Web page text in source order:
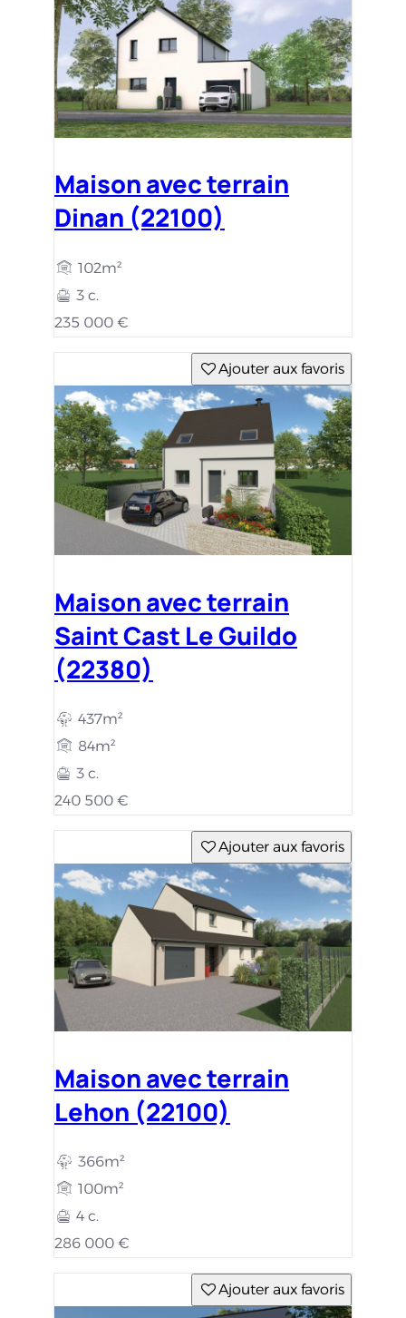
Maison avec terrain
Dinan (22100)
102m²
3 c.
235 000 €
Ajouter aux favoris
Maison avec terrain
Saint Cast Le Guildo
(22380)
437m²
84m²
3 c.
240 500 €
Ajouter aux favoris
Maison avec terrain
Lehon (22100)
366m²
100m²
4 c.
286 000 €
Ajouter aux favoris